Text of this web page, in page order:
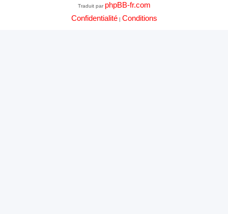
Traduit par phpBB-fr.com
Confidentialité| Conditions